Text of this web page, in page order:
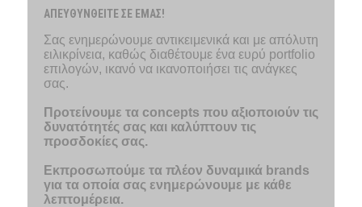
ΑΠΕΥΘΥΝΘΕΙΤΕ ΣΕ ΕΜΑΣ!
Σας ενημερώνουμε αντικειμενικά και με απόλυτη
ειλικρίνεια, καθώς διαθέτουμε ένα ευρύ portfolio
επιλογών, ικανό να ικανοποιήσει τις ανάγκες
σας.
Προτείνουμε τα concepts που αξιοποιούν τις
δυνατότητές σας και καλύπτουν τις
προσδοκίες σας.
Εκπροσωπούμε τα πλέον δυναμικά brands
για τα οποία σας ενημερώνουμε με κάθε
λεπτομέρεια.